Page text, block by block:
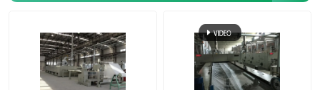
Linea di produzione della fibra di graffetta di